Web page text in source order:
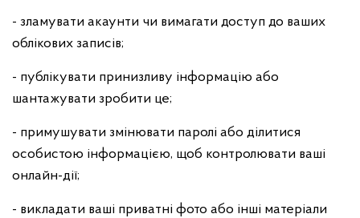
- зламувати акаунти чи вимагати доступ до ваших
облікових записів;
- публікувати принизливу інформацію або
шантажувати зробити це;
- примушувати змінювати паролі або ділитися
особистою інформацією, щоб контролювати ваші
онлайн-дії;
- викладати ваші приватні фото або інші матеріали